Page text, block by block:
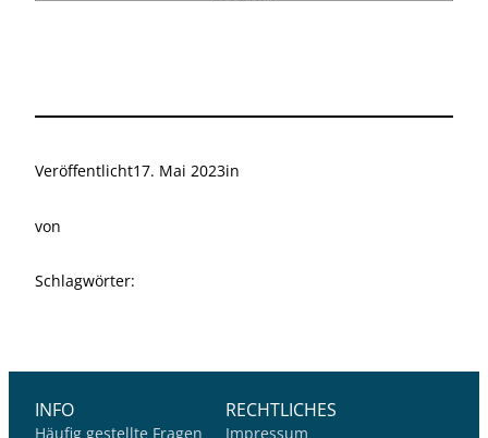
Veröffentlicht17. Mai 2023in
von
Schlagwörter:
INFO
Häufig gestellte Fragen
RECHTLICHES
Impressum